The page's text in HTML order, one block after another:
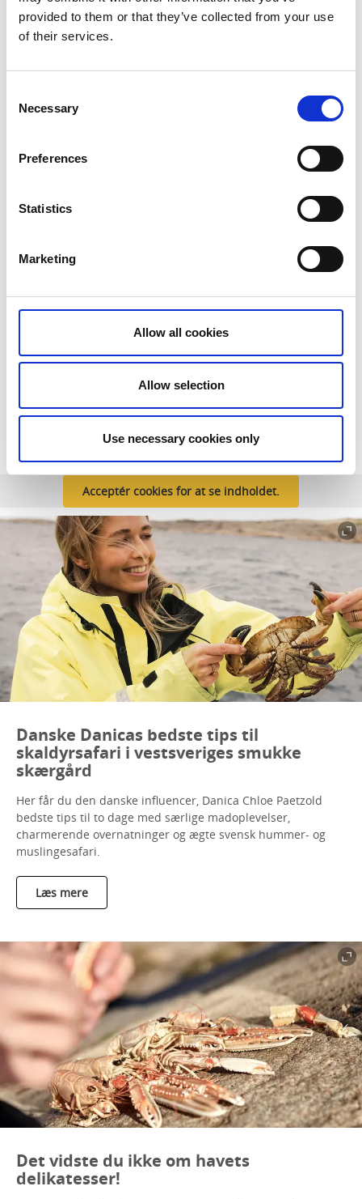
provided to them or that they’ve collected from your use
of their services.
Selection
Necessary
Preferences
Statistics
Marketing
Allow all cookies
Allow selection
Use necessary cookies only
Blå mad – Har du styr på den
Interessen for blå mad fra havet stiger hele tiden.
Muslinger, østers, søpung, tang og alger er lækre, trendy og
bæredygtige råvarer, der i vid udstrækning serveres i
skærgårdsrestauranterne rundt om i det vestlige Sverige.
Her kan du lære mere om arterne, og hvor du kan nyde dem.
Acceptér cookies for at se indholdet.
Danske Danicas bedste tips til
skaldyrsafari i vestsveriges smukke
skærgård
Her får du den danske influencer, Danica Chloe Paetzold
bedste tips til to dage med særlige madoplevelser,
charmerende overnatninger og ægte svensk hummer- og
muslingesafari.
Læs mere
Det vidste du ikke om havets
delikatesser!